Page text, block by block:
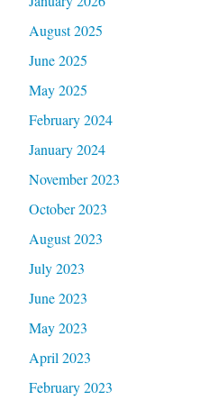
August 2025
June 2025
May 2025
February 2024
January 2024
November 2023
October 2023
August 2023
July 2023
June 2023
May 2023
April 2023
February 2023